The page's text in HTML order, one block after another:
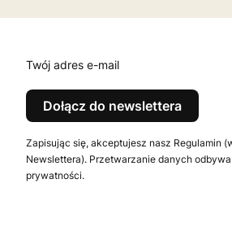
Twój adres e-mail
Dołącz do newslettera
Zapisując się, akceptujesz nasz Regulamin
Newslettera). Przetwarzanie danych
prywatności.